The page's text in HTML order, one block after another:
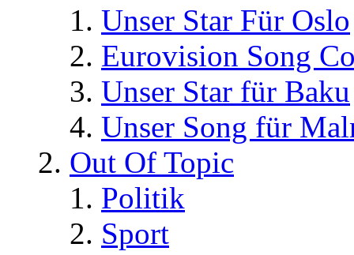
Unser Star Für Oslo
Eurovision Song
Unser Star für Baku
Unser Song für
Out Of Topic
Politik
Sport